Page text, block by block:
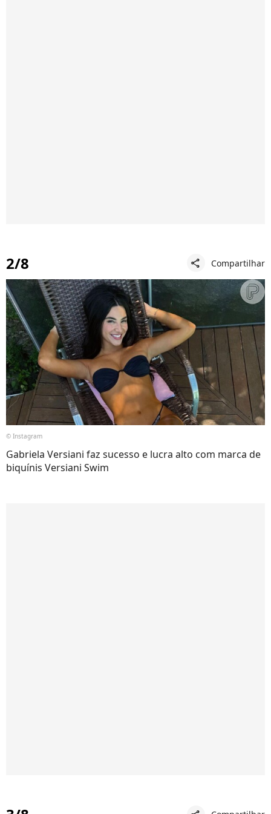
2/8 share Compartilhar
© Instagram
Gabriela Versiani faz sucesso e lucra alto com marca de
biquínis Versiani Swim